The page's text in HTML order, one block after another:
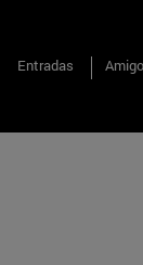
Entradas